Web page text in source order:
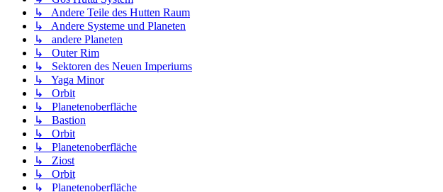
↳ Andere Teile des Hutten Raum
↳ Andere Systeme und Planeten
↳ andere Planeten
↳ Outer Rim
↳ Sektoren des Neuen Imperiums
↳ Yaga Minor
↳ Orbit
↳ Planetenoberfläche
↳ Bastion
↳ Orbit
↳ Planetenoberfläche
↳ Ziost
↳ Orbit
↳ Planetenoberfläche